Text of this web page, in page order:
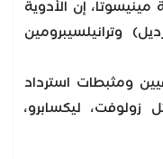
إن الأدوية
وترانيلسيبرومين
ومثبطات استرداد
زولوفت، ليكسابرو،